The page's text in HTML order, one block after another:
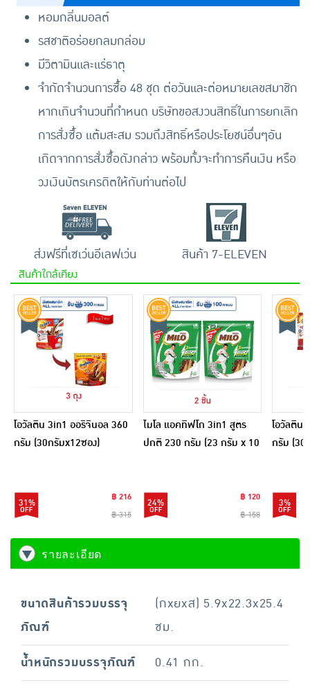
หอมกลิ่นมอลต์
รสชาติอร่อยกลมกล่อม
มีวิตามินและแร่ธาตุ
จำกัดจำนวนการซื้อ 48 ชุด ต่อวันและต่อหมายเลขสมาชิก
หากเกินจำนวนที่กำหนด บริษัทขอสงวนสิทธิ์ในการยกเลิก
การสั่งซื้อ แต้มสะสม รวมถึงสิทธิ์หรือประโยชน์อื่นๆอัน
เกิดจากการสั่งซื้อดังกล่าว พร้อมทั้งจะทำการคืนเงิน หรือ
วงเงินบัตรเครดิตให้กับท่านต่อไป
ส่งฟรีที่เซเว่นอีเลฟเว่น สินค้า 7-ELEVEN
สินค้าใกล้เคียง
โอวัลติน 3in1 ออริจินอล 360
กรัม (30กรัมx12ซอง)
31%
฿ 216
฿ 315
ไมโล แอคทิฟโก 3in1 สูตร
ปกติ 230 กรัม (23 กรัม x 10
24%
฿ 120
฿ 158
โอวัลติน
กรัม (30
3%
รายละเอียด
ขนาดสินค้ารวมบรรจุ
ภัณฑ์
(กxยxส) 5.9x22.3x25.4
ซม.
น้ำหนักรวมบรรจุภัณฑ์
0.41 กก.